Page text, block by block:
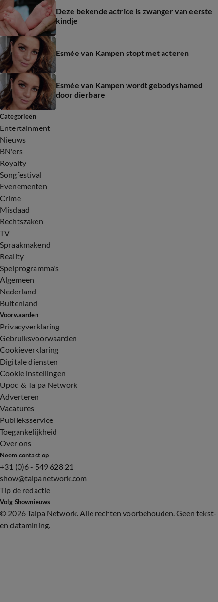
Deze bekende actrice is zwanger van eerste
kindje
Esmée van Kampen stopt met acteren
Esmée van Kampen wordt gebodyshamed
door dierbare
Categorieën
Entertainment
Nieuws
BN'ers
Royalty
Songfestival
Evenementen
Crime
Misdaad
Rechtszaken
TV
Spraakmakend
Reality
Spelprogramma's
Algemeen
Nederland
Buitenland
Voorwaarden
Privacyverklaring
Gebruiksvoorwaarden
Cookieverklaring
Digitale diensten
Cookie instellingen
Upod & Talpa Network
Adverteren
Vacatures
Publieksservice
Toegankelijkheid
Over ons
Neem contact op
+31 (0)6 - 549 628 21
show@talpanetwork.com
Tip de redactie
Volg Shownieuws
© 2026 Talpa Network. Alle rechten voorbehouden. Geen tekst-
en datamining.